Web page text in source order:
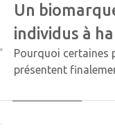
Un
individus à
Pourquoi certaines
présentent